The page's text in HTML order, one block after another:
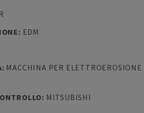
: EDM
: MACCHINA PER ELETTROEROSIONE
: MITSUBISHI